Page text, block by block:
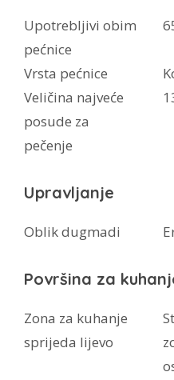
Upotrebljivi obim
pećnice
Vrsta pećnice
Veličina najveće
posude za
pečenje
Upravljanje
Oblik dugmadi
Površina za
Zona za kuhanje
sprijeda lijevo